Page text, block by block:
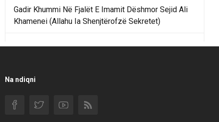
Gadir Khummi Në Fjalët E Imamit Dëshmor Sejid Ali
Khamenei (Allahu Ia Shenjtërofzë Sekretet)
Një Rend Rajonal I Udhëhequr Nga Irani Kundrejt Një
Filmi I Shkurtër Iranian “Pasta Alfredo” Ka Udhëtuar
Na ndiqni